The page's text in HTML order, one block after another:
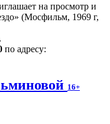
на просмотр и
(Мосфильм, 1969 г,
по адресу:
16+